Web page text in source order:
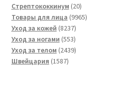
товаров
Стрептококкинум 2020
товаров
Товары для лица 99659965
Уход за кожей 82378237
товаров
Уход за ногами 553553
товара
Уход за телом 24392439
Швейцария 15871587